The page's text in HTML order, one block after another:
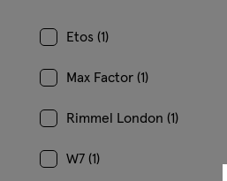
Etos (1)
Max Factor (1)
Rimmel London (1)
W7 (1)